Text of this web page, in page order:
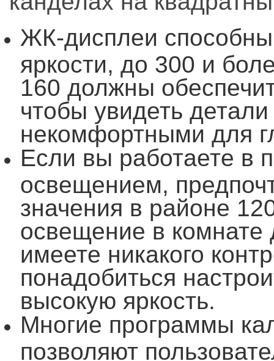
ЖК-дисплеи
яркости, до 300 и
160 должны
чтобы увидеть
некомфортными для
Если вы работаете в
освещением,
значения в районе
освещение в комнате
имеете никакого
понадобиться
высокую яркость.
Многие программы
позволяют